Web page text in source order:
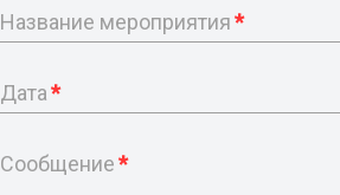
Название мероприятия*
Дата*
Сообщение*